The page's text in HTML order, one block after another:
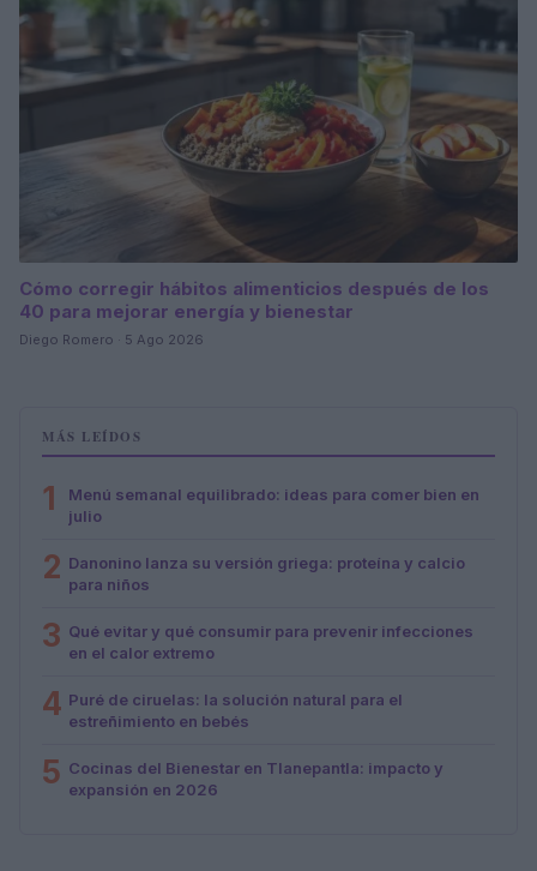
Cómo corregir hábitos alimenticios después de los
40 para mejorar energía y bienestar
Diego Romero · 5 Ago 2026
MÁS LEÍDOS
1
Menú semanal equilibrado: ideas para comer bien en
julio
2 Danonino lanza su versión griega: proteína y calcio
para niños
3 Qué evitar y qué consumir para prevenir infecciones
en el calor extremo
4 Puré de ciruelas: la solución natural para el
estreñimiento en bebés
5 Cocinas del Bienestar en Tlanepantla: impacto y
expansión en 2026